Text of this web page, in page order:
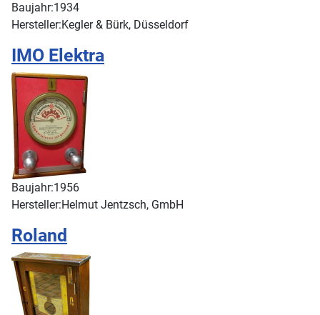
Baujahr:1934
Hersteller:Kegler & Bürk, Düsseldorf
IMO Elektra
Baujahr:1956
Hersteller:Helmut Jentzsch, GmbH
Roland